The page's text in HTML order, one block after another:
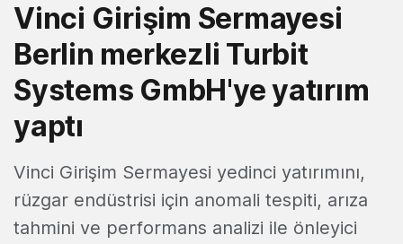
Vinci Girişim Sermayesi
Berlin merkezli Turbit
Systems GmbH'ye yatırım
yaptı
Vinci Girişim Sermayesi yedinci yatırımını,
rüzgar endüstrisi için anomali tespiti, arıza
tahmini ve performans analizi ile önleyici